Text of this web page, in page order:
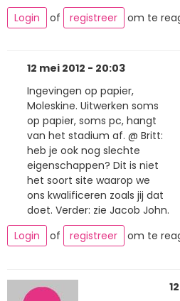
Login
of registreer om te
12 mei 2012 - 20:03
Ingevingen op papier,
Moleskine. Uitwerken soms
op papier, soms pc, hangt
van het stadium af. @ Britt:
heb je ook nog slechte
eigenschappen? Dit is niet
het soort site waarop we
ons kwalificeren zoals jij dat
doet. Verder: zie Jacob John.
Login
of registreer om te